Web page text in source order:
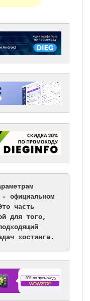
- официальном
часть
для того,
хостинга.